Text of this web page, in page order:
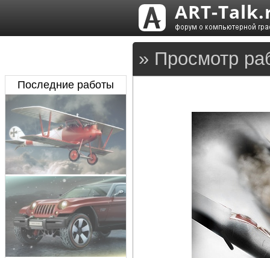
» Просмотр
Последние работы